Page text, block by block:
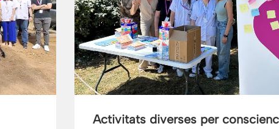
Activitats diverses per